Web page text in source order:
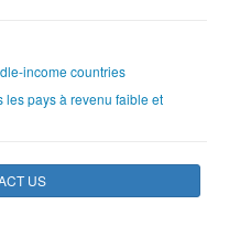
income countries
les pays à revenu faible et
US